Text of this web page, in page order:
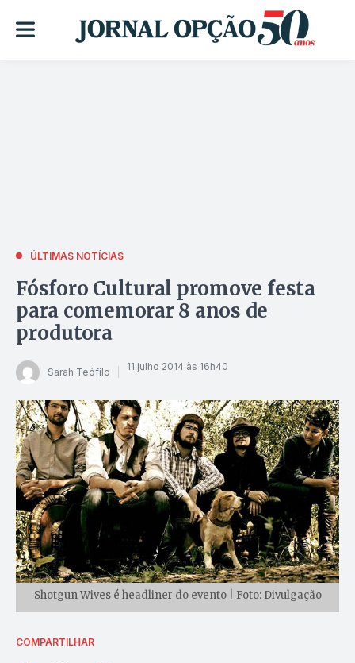
ÚLTIMAS NOTÍCIAS
Fósforo Cultural promove festa
para comemorar 8 anos de
produtora
Sarah Teófilo 11 julho 2014 às 16h40
Shotgun Wives é headliner do evento | Foto: Divulgação
COMPARTILHAR